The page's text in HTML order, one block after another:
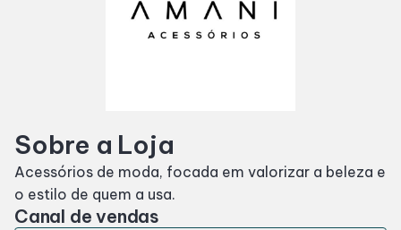
Cinema
Eventos
Sobre a Loja
Acessórios de moda, focada em valorizar a beleza e
o estilo de quem a usa.
Canal de vendas